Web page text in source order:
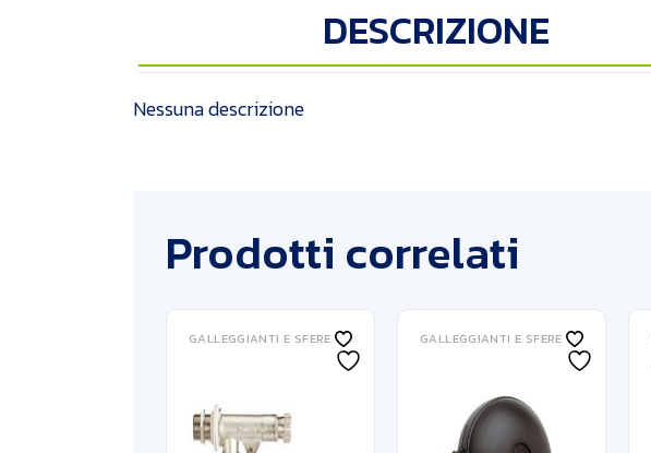
DESCRIZIONE
Nessuna descrizione
Prodotti correlati
GALLEGGIANTI E SFERE GALLEGGIANTI E SFERE